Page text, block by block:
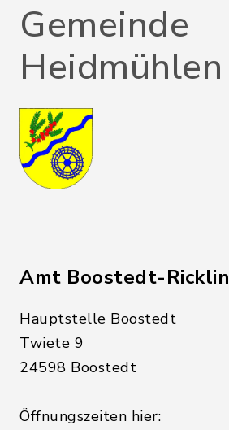
Gemeinde
Heidmühlen
Amt Boostedt-
Hauptstelle Boostedt
Twiete 9
24598 Boostedt
Öffnungszeiten hier: